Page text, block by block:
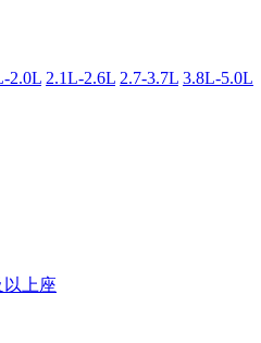
2.0L 2.1L-2.6L 2.7-3.7L 3.8L-5.0L
以上座